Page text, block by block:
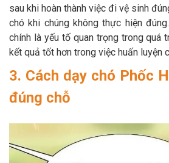
sau khi hoàn thành việc đi vệ sinh
chó khi chúng không thực hiện
chính là yếu tố quan trọng trong quá
kết quả tốt hơn trong việc huấn luyện
3. Cách dạy chó Phốc
đúng chỗ